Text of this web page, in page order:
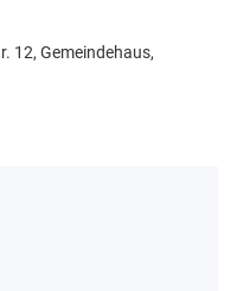
12, Gemeindehaus,